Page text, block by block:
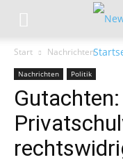
Start Nachrichten
Nachrichten Politik